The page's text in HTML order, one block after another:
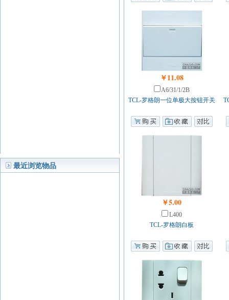
最近浏览物品
￥11.08
A6/31/1/2B
TCL-罗格朗一位单极大按钮开关
￥5.00
L400
TCL-罗格朗白板